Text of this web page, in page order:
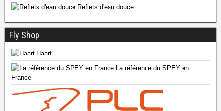
Reflets d'eau douce
Fly Shop
Haart
La référence du SPEY en
France